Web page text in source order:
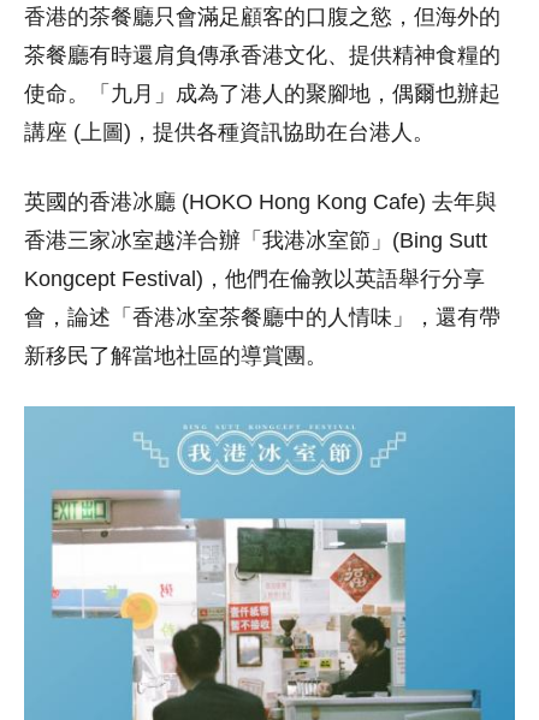
香港的茶餐廳只會滿足顧客的口腹之慾，但海外的
茶餐廳有時還肩負傳承香港文化、提供精神食糧的
使命。「九月」成為了港人的聚腳地，偶爾也辦起
講座 (上圖)，提供各種資訊協助在台港人。
英國的香港冰廳 (HOKO Hong Kong Cafe) 去年與
香港三家冰室越洋合辦「我港冰室節」(Bing Sutt
Kongcept Festival)，他們在倫敦以英語舉行分享
會，論述「香港冰室茶餐廳中的人情味」，還有帶
新移民了解當地社區的導賞團。